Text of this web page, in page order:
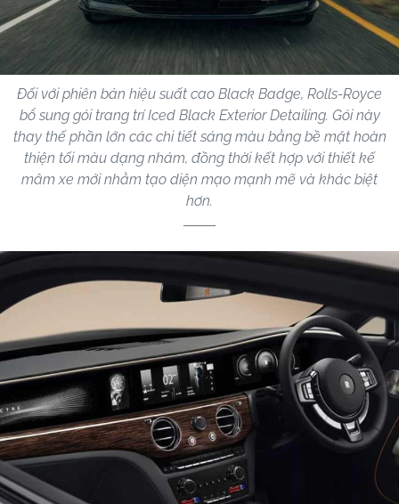
Đối với phiên bản hiệu suất cao Black Badge, Rolls-Royce
bổ sung gói trang trí Iced Black Exterior Detailing. Gói này
thay thế phần lớn các chi tiết sáng màu bằng bề mặt hoàn
thiện tối màu dạng nhám, đồng thời kết hợp với thiết kế
mâm xe mới nhằm tạo diện mạo mạnh mẽ và khác biệt
hơn.